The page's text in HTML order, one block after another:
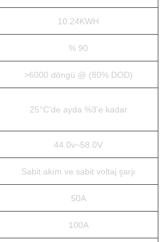
10.24KWH
% 90
>6000 döngü @ (80% DOD)
25°C'de ayda %3'e kadar
44.0v~58.0V
Sabit akım ve sabit voltaj şarjı
50A
100A